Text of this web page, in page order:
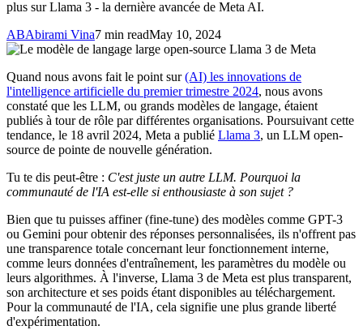
plus sur Llama 3 - la dernière avancée de Meta AI.
ABAbirami Vina7 min readMay 10, 2024
Quand nous avons fait le point sur(AI) les innovations de
l'intelligence artificielle du premier trimestre 2024, nous avons
constaté que les LLM, ou grands modèles de langage, étaient
publiés à tour de rôle par différentes organisations. Poursuivant cette
tendance, le 18 avril 2024, Meta a publié Llama 3, un LLM open-
source de pointe de nouvelle génération.
Tu te dis peut-être : C'est juste un autre LLM. Pourquoi la
communauté de l'IA est-elle si enthousiaste à son sujet ?
Bien que tu puisses affiner (fine-tune) des modèles comme GPT-3
ou Gemini pour obtenir des réponses personnalisées, ils n'offrent pas
une transparence totale concernant leur fonctionnement interne,
comme leurs données d'entraînement, les paramètres du modèle ou
leurs algorithmes. À l'inverse, Llama 3 de Meta est plus transparent,
son architecture et ses poids étant disponibles au téléchargement.
Pour la communauté de l'IA, cela signifie une plus grande liberté
d'expérimentation.